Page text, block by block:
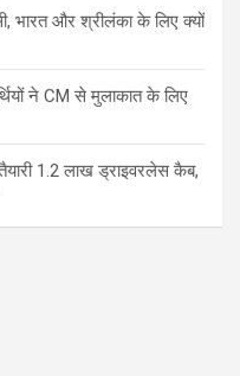
भारत और श्रीलंका के लिए क्यों
ने CM से मुलाकात के लिए
1.2 लाख ड्राइवरलेस कैब,